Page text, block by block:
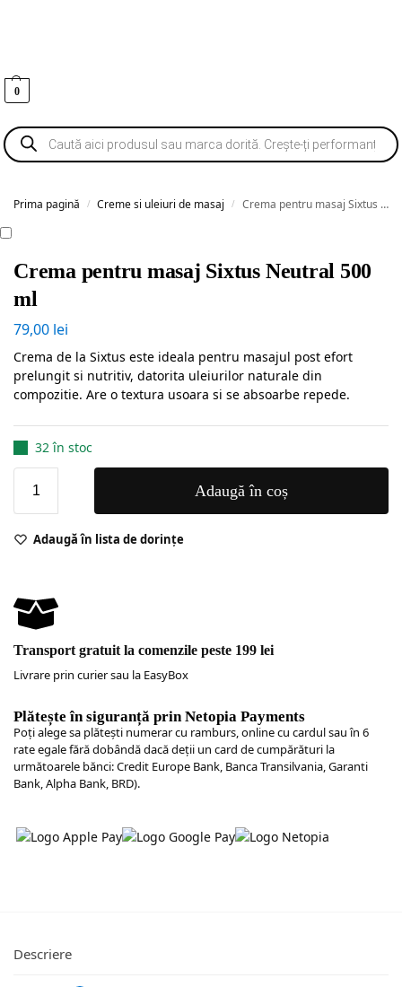
0
Prima pagină / Creme si uleiuri de masaj / Crema pentru masaj Sixtus Neutral 500 ml
Crema pentru masaj Sixtus Neutral 500
ml
79,00 lei
Crema de la Sixtus este ideala pentru masajul post efort
prelungit si nutritiv, datorita uleiurilor naturale din
compozitie. Are o textura usoara si se absoarbe repede.
32 în stoc
Adaugă în coș
Adaugă în lista de dorințe
Transport gratuit la comenzile peste 199 lei
Livrare prin curier sau la EasyBox
Plătește în siguranță prin Netopia Payments
Poţi alege sa plăteşti numerar cu ramburs, online cu cardul sau în 6
rate egale fără dobândă dacă deții un card de cumpărături la
următoarele bănci: Credit Europe Bank, Banca Transilvania, Garanti
Bank, Alpha Bank, BRD).
Descriere